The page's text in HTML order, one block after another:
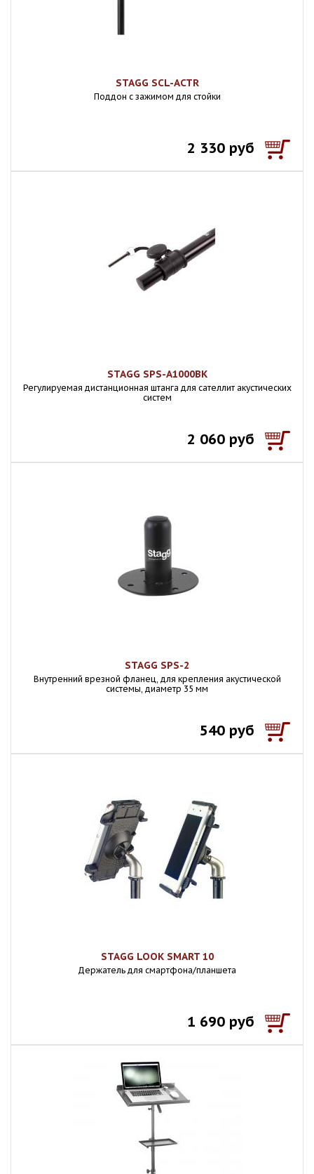
STAGG SCL-ACTR
Поддон с зажимом для стойки
2 330 руб
STAGG SPS-A1000BK
Регулируемая дистанционная штанга для сателлит акустических
систем
2 060 руб
STAGG SPS-2
Внутренний врезной фланец, для крепления акустической
системы, диаметр 35 мм
540 руб
STAGG LOOK SMART 10
Держатель для смартфона/планшета
1 690 руб